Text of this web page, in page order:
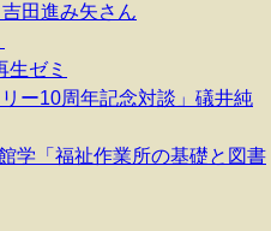
田進み矢さん
ゼミ
ー10周年記念対談」礒井純
学「福祉作業所の基礎と図書